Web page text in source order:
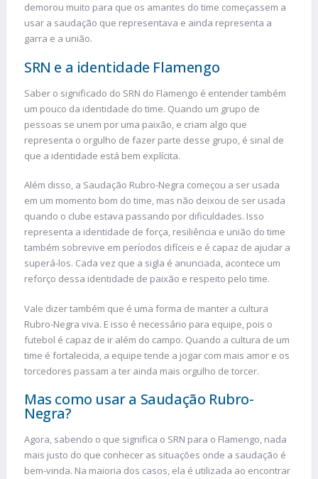
demorou muito para que os amantes do time começassem a
usar a saudação que representava e ainda representa a
garra e a união.
SRN e a identidade Flamengo
Saber o significado do SRN do Flamengo é entender também
um pouco da identidade do time. Quando um grupo de
pessoas se unem por uma paixão, e criam algo que
representa o orgulho de fazer parte desse grupo, é sinal de
que a identidade está bem explícita.
Além disso, a Saudação Rubro-Negra começou a ser usada
em um momento bom do time, mas não deixou de ser usada
quando o clube estava passando por dificuldades. Isso
representa a identidade de força, resiliência e união do time
também sobrevive em períodos difíceis e é capaz de ajudar a
superá-los. Cada vez que a sigla é anunciada, acontece um
reforço dessa identidade de paixão e respeito pelo time.
Vale dizer também que é uma forma de manter a cultura
Rubro-Negra viva. E isso é necessário para equipe, pois o
futebol é capaz de ir além do campo. Quando a cultura de um
time é fortalecida, a equipe tende a jogar com mais amor e os
torcedores passam a ter ainda mais orgulho de torcer.
Mas como usar a Saudação Rubro-
Negra?
Agora, sabendo o que significa o SRN para o Flamengo, nada
mais justo do que conhecer as situações onde a saudação é
bem-vinda. Na maioria dos casos, ela é utilizada ao encontrar